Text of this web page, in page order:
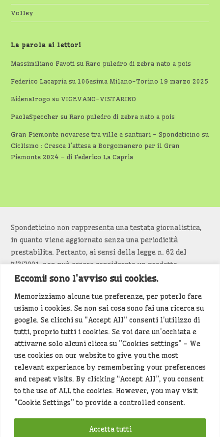
Eccomi! sono l'avviso sui cookies.
Memorizziamo alcune tue preferenze, per poterlo fare
usiamo i cookies. Se non sai cosa sono fai una ricerca su
google. Se clicchi su "Accept All" consenti l'utilizzo di
tutti, proprio tutti i cookies. Se voi dare un'occhiata e
attivarne solo alcuni clicca su "Cookies settings" - We
use cookies on our website to give you the most
relevant experience by remembering your preferences
and repeat visits. By clicking “Accept All”, you consent
to the use of ALL the cookies. However, you may visit
"Cookie Settings" to provide a controlled consent.
Accetta tutti
Volley
La parola ai lettori
Massimiliano Favoti suRaro puledro di zebra nato a pois
Federico Lacapria su 106esima Milano-Torino 19 marzo 2025
Bidenalrogo su VIGEVANO-VISTARINO
PaolaSpeccher suRaro puledro di zebra nato a pois
Gran Piemonte novarese tra ville e santuari - Spondeticino su
Ciclismo : Cresce l’attesa a Borgomanero per il Gran
Piemonte 2024 – di Federico La Capria
Spondeticino non rappresenta una testata giornalistica,
in quanto viene aggiornato senza una periodicità
prestabilita. Pertanto, ai sensi della legge n. 62 del
7/3/2001, non può essere considerato un prodotto
editoriale.
Siamo attenti a non violare copyright e diritti
d’immagine. Se un contenuto è di tua proprietà e vuoi
richiederne la rimozionediccelo(<- clicca per inviarci un
messaggio).
Alcuni articoli sono generati in bozza rielaborando, con
l'intelligenza artificiale generativa, contenuti
provenienti da fonti istituzionali e altri siti di interesse
locale. Prima della pubblicazioni l'articolo viene
controllato dalla redazione.
Hey che fine fanno i miei dati (privacy policy)